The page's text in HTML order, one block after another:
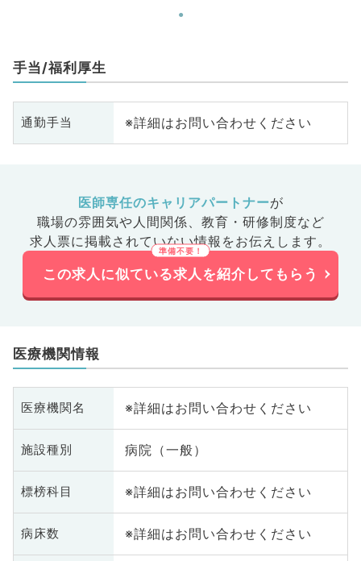
手当/福利厚生
通勤手当 ※詳細はお問い合わせください
医師専任のキャリアパートナーが
職場の雰囲気や人間関係、 教育・研修制度など
求人票に掲載されていない情報をお伝えします。
この求人に似ている求人を紹介してもらう
医療機関情報
医療機関名 ※詳細はお問い合わせください
施設種別 病院（一般）
標榜科目 ※詳細はお問い合わせください
病床数 ※詳細はお問い合わせください